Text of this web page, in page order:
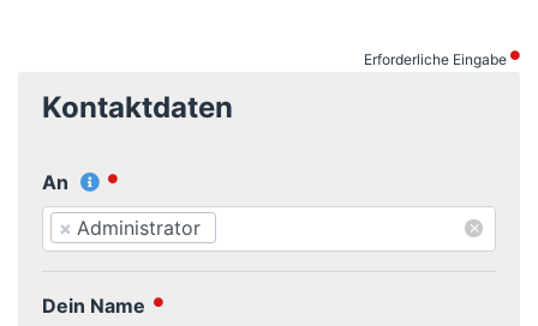
Erforderliche Eingabe
Kontaktdaten
An
×
× Administrator
Dein Name